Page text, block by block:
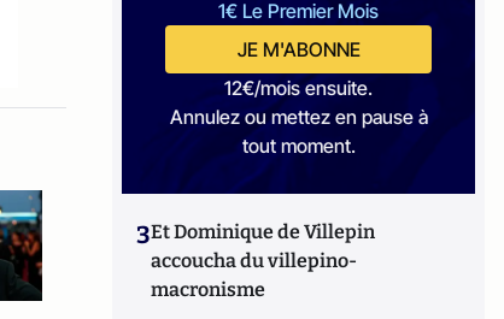
1€ Le Premier Mois
JE M'ABONNE
12€/mois ensuite.
Annulez ou mettez en pause à
tout moment.
3Et Dominique de Villepin
accoucha du villepino-
macronisme